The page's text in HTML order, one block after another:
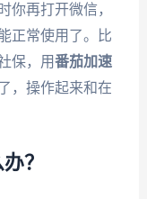
你再打开微信，
正常使用了。比
保，用番茄加速
，操作起来和在
？